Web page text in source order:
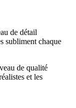
de détail
subliment chaque
de qualité
et les